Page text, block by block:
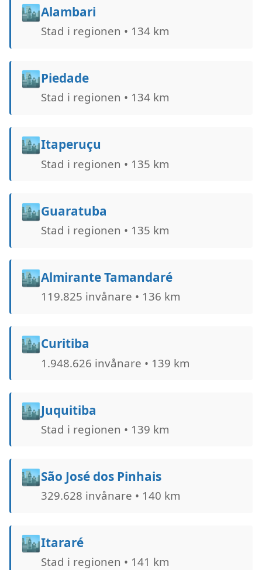
🏙️Alambari
Stad i regionen • 134 km
🏙️Piedade
Stad i regionen • 134 km
🏙️Itaperuçu
Stad i regionen • 135 km
🏙️Guaratuba
Stad i regionen • 135 km
🏙️Almirante Tamandaré
119.825 invånare • 136 km
🏙️Curitiba
1.948.626 invånare • 139 km
🏙️Juquitiba
Stad i regionen • 139 km
🏙️São José dos Pinhais
329.628 invånare • 140 km
🏙️Itararé
Stad i regionen • 141 km